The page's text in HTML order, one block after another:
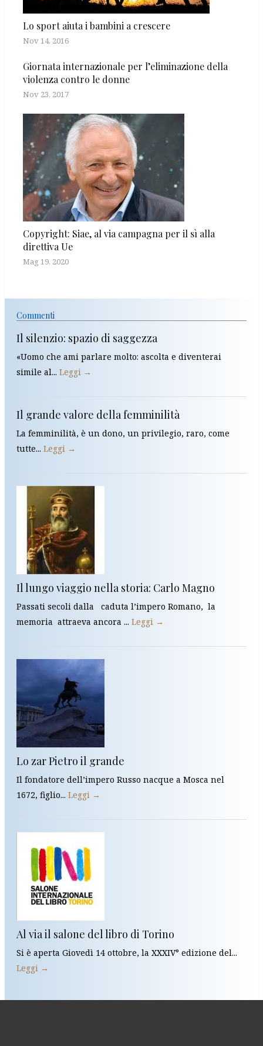
Lo sport aiuta i bambini a crescere
Nov 14, 2016
Giornata internazionale per l’eliminazione della
violenza contro le donne
Nov 23, 2017
Copyright: Siae, al via campagna per il sì alla
direttiva Ue
Mag 19, 2020
Commenti
Il silenzio: spazio di saggezza
«Uomo che ami parlare molto: ascolta e diventerai
simile al... Leggi →
Il grande valore della femminilità
La femminilità, è un dono, un privilegio, raro, come
tutte... Leggi →
Il lungo viaggio nella storia: Carlo Magno
Passati secoli dalla caduta l’impero Romano, la
memoria attraeva ancora ... Leggi →
Lo zar Pietro il grande
Il fondatore dell’impero Russo nacque a Mosca nel
1672, figlio... Leggi →
Al via il salone del libro di Torino
Si è aperta Giovedì 14 ottobre, la XXXIV° edizione del...
Leggi →